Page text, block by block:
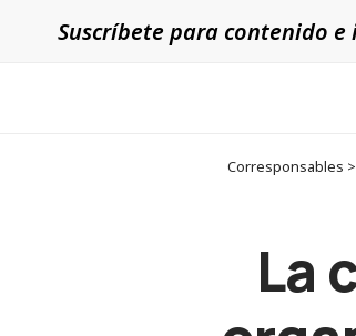
Suscríbete para contenido
Corresponsables
La